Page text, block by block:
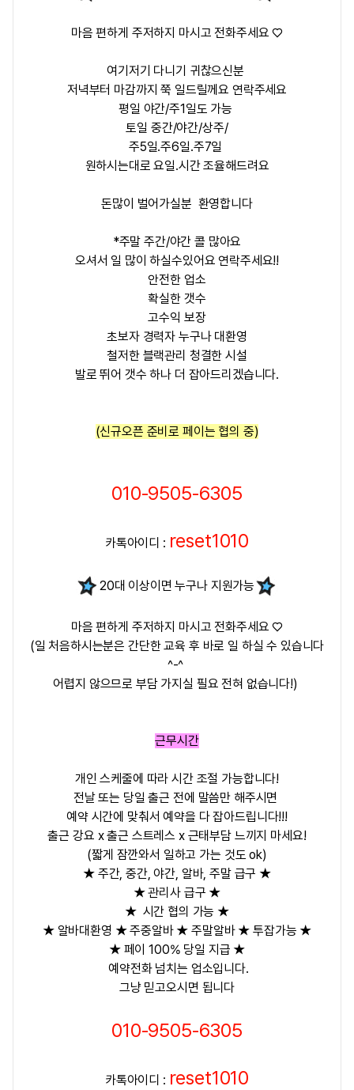
마음 편하게 주저하지 마시고 전화주세요 ♡
여기저기 다니기 귀찮으신분
저녁부터 마감까지 쭉 일드릴께요 연락주세요
평일 야간/주1일도 가능
토일 중간/야간/상주/
주5일.주6일.주7일
원하시는대로 요일.시간 조율해드려요
돈많이 벌어가실분 환영합니다
*주말 주간/야간 콜 많아요
오셔서 일 많이 하실수있어요 연락주세요!!
안전한 업소
확실한 갯수
고수익 보장
초보자 경력자 누구나 대환영
철저한 블랙관리 청결한 시설
발로 뛰어 갯수 하나 더 잡아드리겠습니다.
(신규오픈 준비로 페이는 협의 중)
010-9505-6305
카톡아이디 : reset1010
20대 이상이면 누구나 지원가능
마음 편하게 주저하지 마시고 전화주세요 ♡
(일 처음하시는분은 간단한 교육 후 바로 일 하실 수 있습니다
^-^
어렵지 않으므로 부담 가지실 필요 전혀 없습니다!)
근무시간
개인 스케줄에 따라 시간 조절 가능합니다!
전날 또는 당일 출근 전에 말씀만 해주시면
예약 시간에 맞춰서 예약을 다 잡아드립니다!!!
출근 강요 x 출근 스트레스 x 근태부담 느끼지 마세요!
(짧게 잠깐와서 일하고 가는 것도 ok)
★ 주간, 중간, 야간, 알바, 주말 급구 ★
★ 관리사 급구 ★
★ 시간 협의 가능 ★
★ 알바대환영 ★ 주중알바 ★ 주말알바 ★ 투잡가능 ★
★ 페이 100% 당일 지급 ★
예약전화 넘치는 업소입니다.
그냥 믿고오시면 됩니다
010-9505-6305
카톡아이디 : reset1010